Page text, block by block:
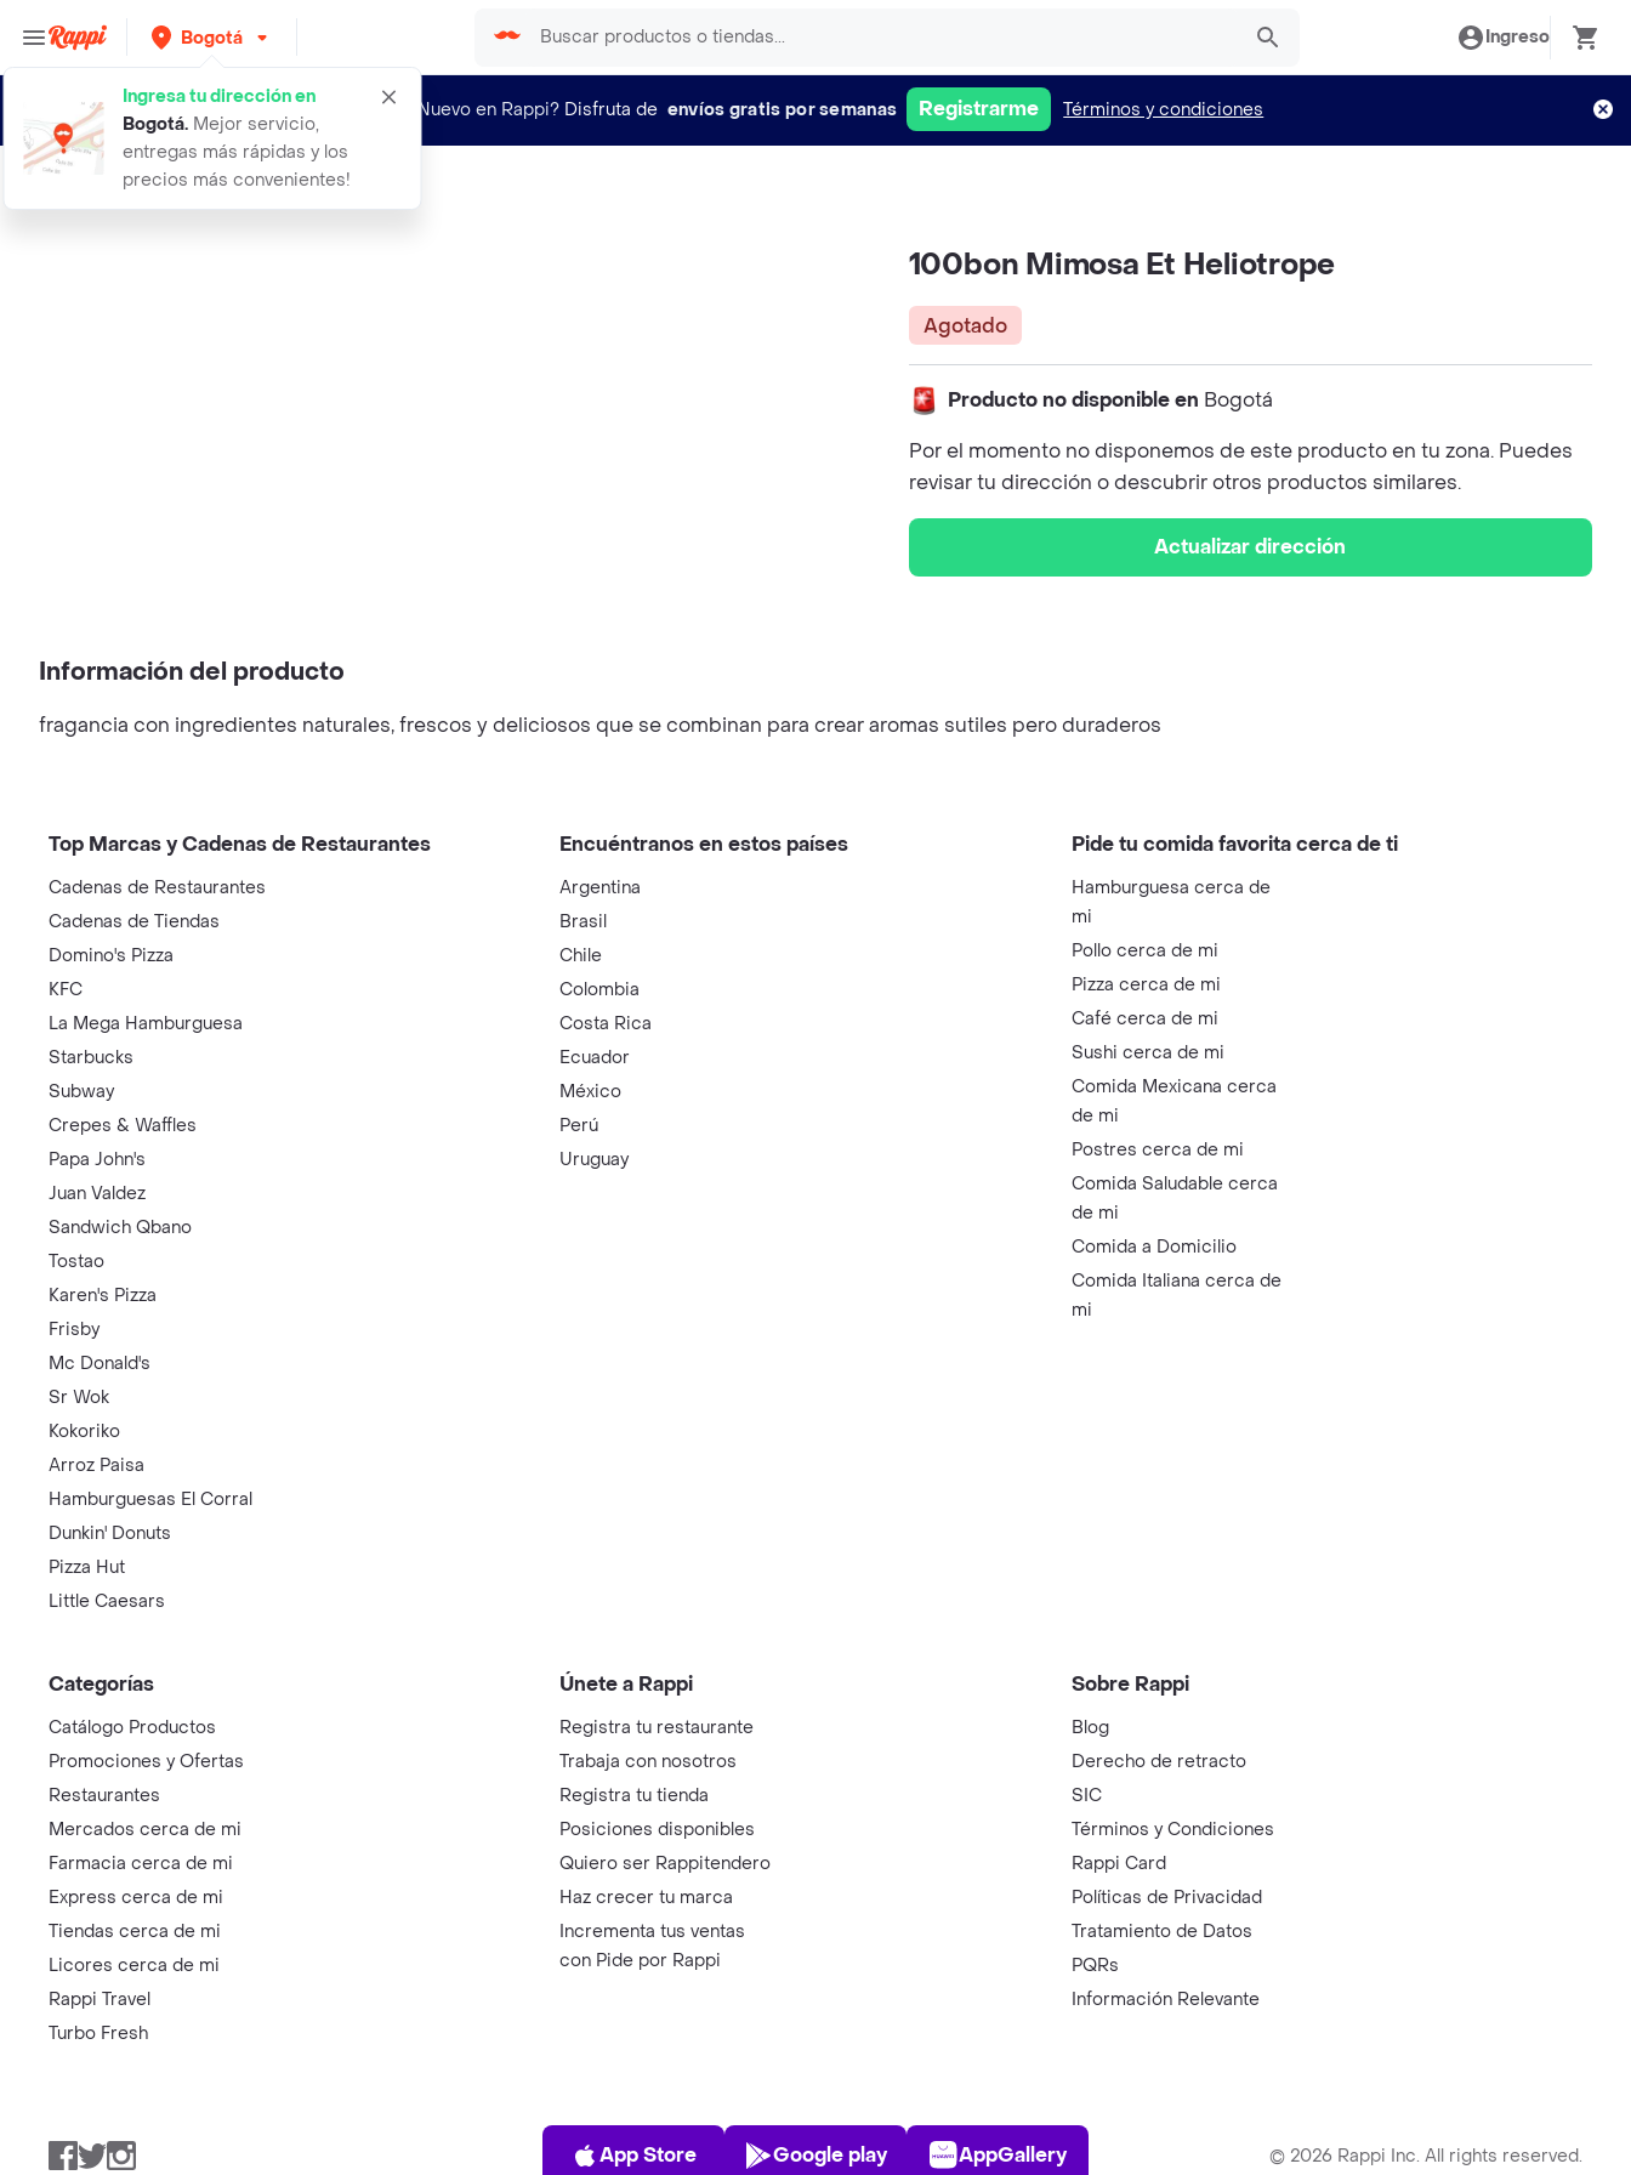
Bogotá
Ingresa tu dirección en
Bogotá. Mejor servicio,
entregas más rápidas y los
precios más convenientes!
Ingreso
¿Nuevo en Rappi? Disfruta de envíos gratis por semanas Registrarme Términos y condiciones
100bon mimosa et heliotrope
100bon Mimosa Et Heliotrope
Agotado
Producto no disponible en Bogotá
Por el momento no disponemos de este producto en tu zona. Puedes
revisar tu dirección o descubrir otros productos similares.
Actualizar dirección
Información del producto
fragancia con ingredientes naturales, frescos y deliciosos que se combinan para crear aromas sutiles pero duraderos
Top Marcas y Cadenas de Restaurantes
Cadenas de Restaurantes
Cadenas de Tiendas
Domino's Pizza
KFC
La Mega Hamburguesa
Starbucks
Subway
Crepes & Waffles
Papa John's
Juan Valdez
Sandwich Qbano
Tostao
Karen's Pizza
Frisby
Mc Donald's
Sr Wok
Kokoriko
Arroz Paisa
Hamburguesas El Corral
Dunkin' Donuts
Pizza Hut
Little Caesars
Encuéntranos en estos países
Argentina
Brasil
Chile
Colombia
Costa Rica
Ecuador
México
Perú
Uruguay
Pide tu comida favorita cerca de ti
Hamburguesa cerca de
mi
Pollo cerca de mi
Pizza cerca de mi
Café cerca de mi
Sushi cerca de mi
Comida Mexicana cerca
de mi
Postres cerca de mi
Comida Saludable cerca
de mi
Comida a Domicilio
Comida Italiana cerca de
mi
Categorías
Catálogo Productos
Promociones y Ofertas
Restaurantes
Mercados cerca de mi
Farmacia cerca de mi
Express cerca de mi
Tiendas cerca de mi
Licores cerca de mi
Rappi Travel
Turbo Fresh
Únete a Rappi
Registra tu restaurante
Trabaja con nosotros
Registra tu tienda
Posiciones disponibles
Quiero ser Rappitendero
Haz crecer tu marca
Incrementa tus ventas
con Pide por Rappi
Sobre Rappi
Blog
Derecho de retracto
SIC
Términos y Condiciones
Rappi Card
Políticas de Privacidad
Tratamiento de Datos
PQRs
Información Relevante
Facebook
TwitterInstagram
App Store
App Store
Play Store
Google play
AppGallery
AppGallery © 2026 Rappi Inc. All rights reserved.